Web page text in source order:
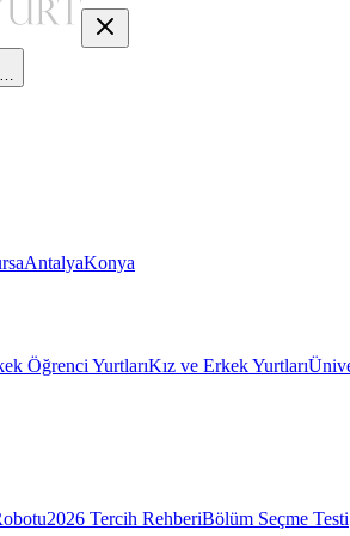
AntalyaKonya
Öğrenci YurtlarıKız ve Erkek Yurtları
2026 Tercih RehberiBölüm Seçme Testi